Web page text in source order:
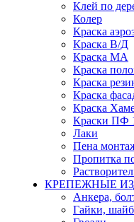
Клей по
Колер
Краска
Краска В/Д
Краска МА
Краска
Краска
Краска
Краска
Краски ПФ
Лаки
Пена
Пропитка
КРЕПЕЖНЫЕ
Анкера,
Гайки,